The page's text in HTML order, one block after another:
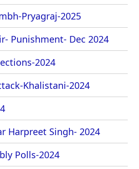
Pryagraj-2025
Punishment- Dec 2024
2024
Khalistani-2024
Harpreet Singh- 2024
Polls-2024